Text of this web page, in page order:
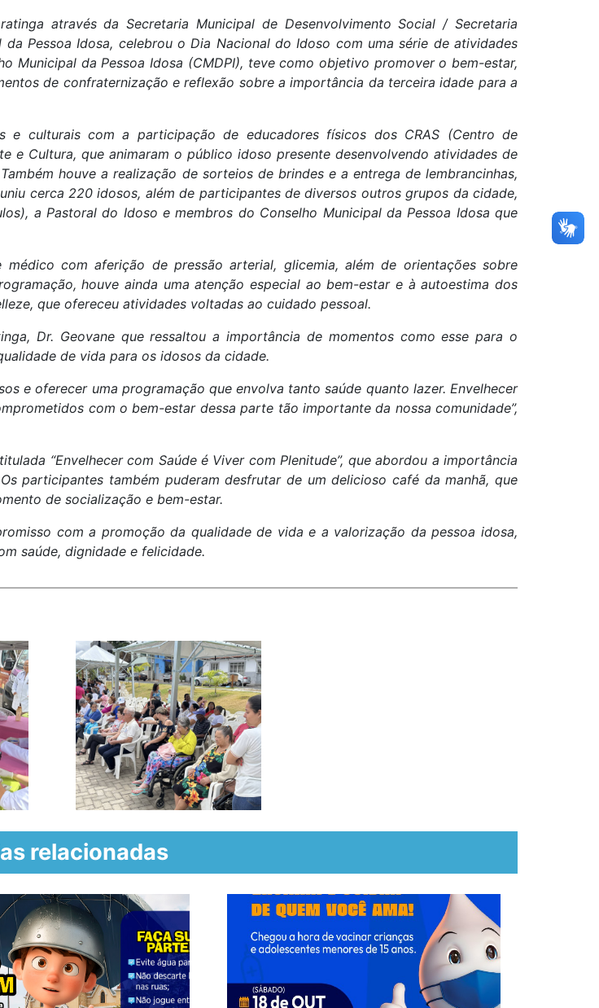
através da Secretaria Municipal de Desenvolvimento Social / Secretaria
Pessoa Idosa, celebrou o Dia Nacional do Idoso com uma série de atividades
Municipal da Pessoa Idosa (CMDPI), teve como objetivo promover o bem-estar,
de confraternização e reflexão sobre a importância da terceira idade para a
e culturais com a participação de educadores físicos dos CRAS (Centro de
e Cultura, que animaram o público idoso presente desenvolvendo atividades de
houve a realização de sorteios de brindes e a entrega de lembrancinhas,
cerca 220 idosos, além de participantes de diversos outros grupos da cidade,
a Pastoral do Idoso e membros do Conselho Municipal da Pessoa Idosa que
com aferição de pressão arterial, glicemia, além de orientações sobre
houve ainda uma atenção especial ao bem-estar e à autoestima dos
que ofereceu atividades voltadas ao cuidado pessoal.
Dr. Geovane que ressaltou a importância de momentos como esse para o
de vida para os idosos da cidade.
e oferecer uma programação que envolva tanto saúde quanto lazer. Envelhecer
com o bem-estar dessa parte tão importante da nossa comunidade”,
“Envelhecer com Saúde é Viver com Plenitude”, que abordou a importância
participantes também puderam desfrutar de um delicioso café da manhã, que
de socialização e bem-estar.
com a promoção da qualidade de vida e a valorização da pessoa idosa,
saúde, dignidade e felicidade.
relacionadas